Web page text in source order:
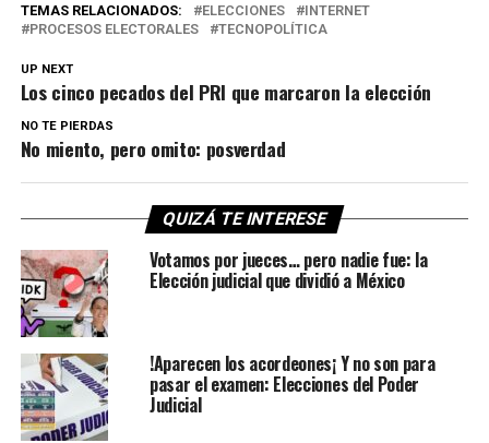
TEMAS RELACIONADOS: ELECCIONES
INTERNET
PROCESOS ELECTORALES
TECNOPOLÍTICA
UP NEXT
Los cinco pecados del PRI que marcaron la elección
NO TE PIERDAS
No miento, pero omito: posverdad
QUIZÁ TE INTERESE
Votamos por jueces… pero nadie fue: la
Elección judicial que dividió a México
!Aparecen los acordeones¡ Y no son para
pasar el examen: Elecciones del Poder
Judicial